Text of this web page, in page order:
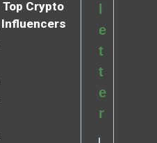
Top Crypto
Influencers
e
t
t
e
r